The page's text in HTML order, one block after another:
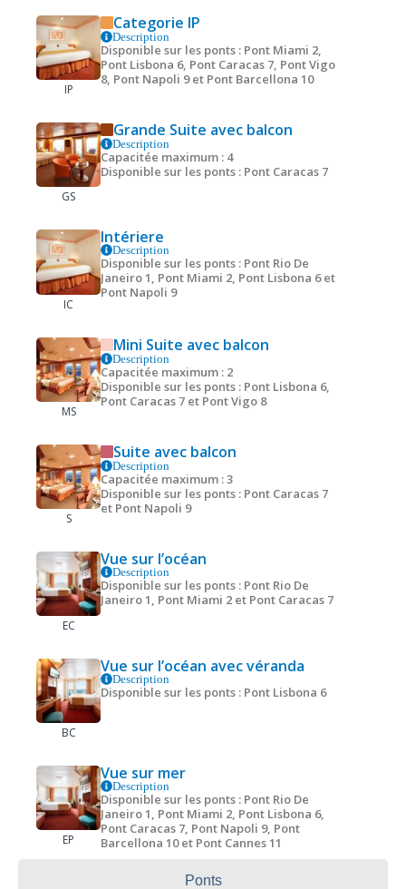
Ponts
IP
Categorie IP
Description
Disponible sur les ponts : Pont Miami 2,
Pont Lisbona 6, Pont Caracas 7, Pont Vigo
8, Pont Napoli 9 et Pont Barcellona 10
GS
Grande Suite avec balcon
Description
Capacitée maximum : 4
Disponible sur les ponts : Pont Caracas 7
IC
Intériere
Description
Disponible sur les ponts : Pont Rio De
Janeiro 1, Pont Miami 2, Pont Lisbona 6 et
Pont Napoli 9
MS
Mini Suite avec balcon
Description
Capacitée maximum : 2
Disponible sur les ponts : Pont Lisbona 6,
Pont Caracas 7 et Pont Vigo 8
S
Suite avec balcon
Description
Capacitée maximum : 3
Disponible sur les ponts : Pont Caracas 7
et Pont Napoli 9
EC
Vue sur l’océan
Description
Disponible sur les ponts : Pont Rio De
Janeiro 1, Pont Miami 2 et Pont Caracas 7
BC
Vue sur l’océan avec véranda
Description
Disponible sur les ponts : Pont Lisbona 6
EP
Vue sur mer
Description
Disponible sur les ponts : Pont Rio De
Janeiro 1, Pont Miami 2, Pont Lisbona 6,
Pont Caracas 7, Pont Napoli 9, Pont
Barcellona 10 et Pont Cannes 11